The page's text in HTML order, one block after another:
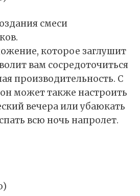
смеси
которое заглушит
вам сосредоточиться
производительность. С
может также настроить
вечера или убаюкать
всю ночь напролет.